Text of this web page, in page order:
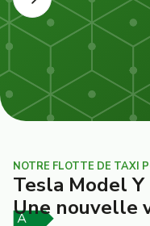
NOTRE FLOTTE DE TAXI
Tesla Model Y
Une nouvelle